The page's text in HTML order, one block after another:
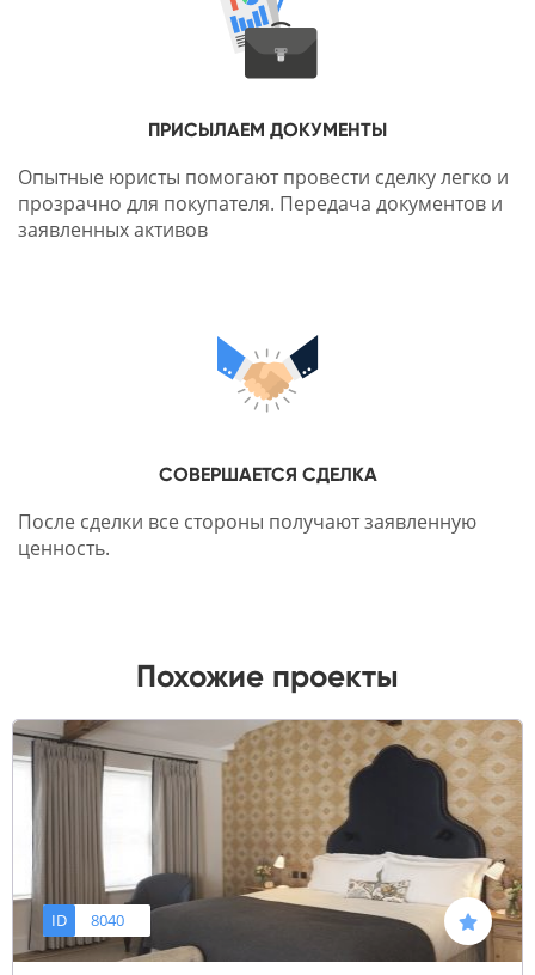
ПРИСЫЛАЕМ ДОКУМЕНТЫ
Опытные юристы помогают провести сделку легко и
прозрачно для покупателя. Передача документов и
заявленных активов
СОВЕРШАЕТСЯ СДЕЛКА
После сделки все стороны получают заявленную
ценность.
Похожие проекты
ID 8040